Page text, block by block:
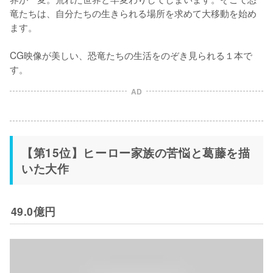
竜たちは、自分たちの生きられる場所を求めて大移動を始め
ます。
CG映像が美しい、恐竜たちの生活をのぞき見られる１本で
す。
AD
【第15位】ヒーロー家族の苦悩と葛藤を描
いた大作
49.0億円